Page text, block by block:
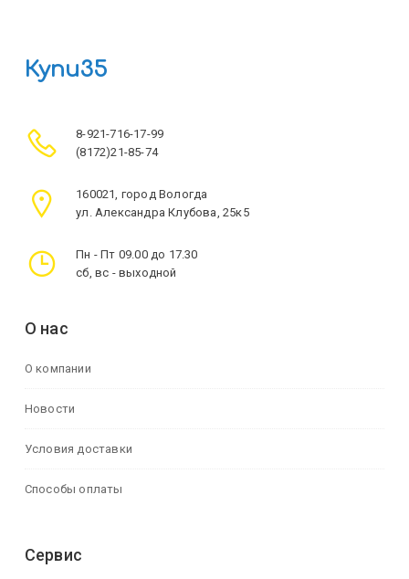
Купи35
8-921-716-17-99
(8172)21-85-74
160021, город Вологда
ул. Александра Клубова, 25к5
Пн - Пт 09.00 до 17.30
сб, вс - выходной
О нас
О компании
Новости
Условия доставки
Способы оплаты
Сервис